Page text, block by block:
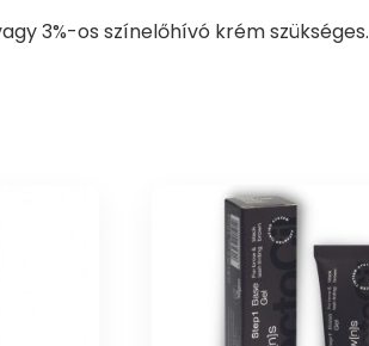
3%-os színelőhívó krém szükséges.